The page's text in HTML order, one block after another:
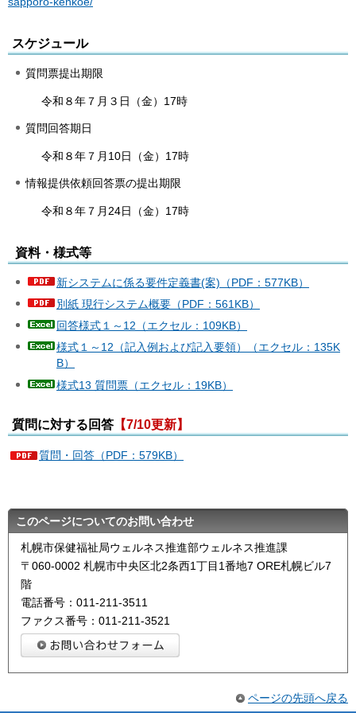
スケジュール
質問票提出期限
令和８年７月３日（金）17時
質問回答期日
令和８年７月10日（金）17時
情報提供依頼回答票の提出期限
令和８年７月24日（金）17時
資料・様式等
新システムに係る要件定義書(案)（PDF：577KB）
別紙 現行システム概要（PDF：561KB）
回答様式１～12（エクセル：109KB）
様式１～12（記入例および記入要領）（エクセル：135K
B）
様式13 質問票（エクセル：19KB）
質問に対する回答 【7/10更新】
質問・回答（PDF：579KB）
このページについてのお問い合わせ
札幌市保健福祉局ウェルネス推進部ウェルネス推進課
〒060-0002 札幌市中央区北2条西1丁目1番地7 ORE札幌ビル7
階
電話番号：011-211-3511
ファクス番号：011-211-3521
ページの先頭へ戻る